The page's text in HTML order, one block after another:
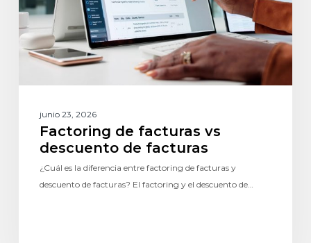
junio 23, 2026
Factoring de facturas vs
descuento de facturas
¿Cuál es la diferencia entre factoring de facturas y
descuento de facturas? El factoring y el descuento de…